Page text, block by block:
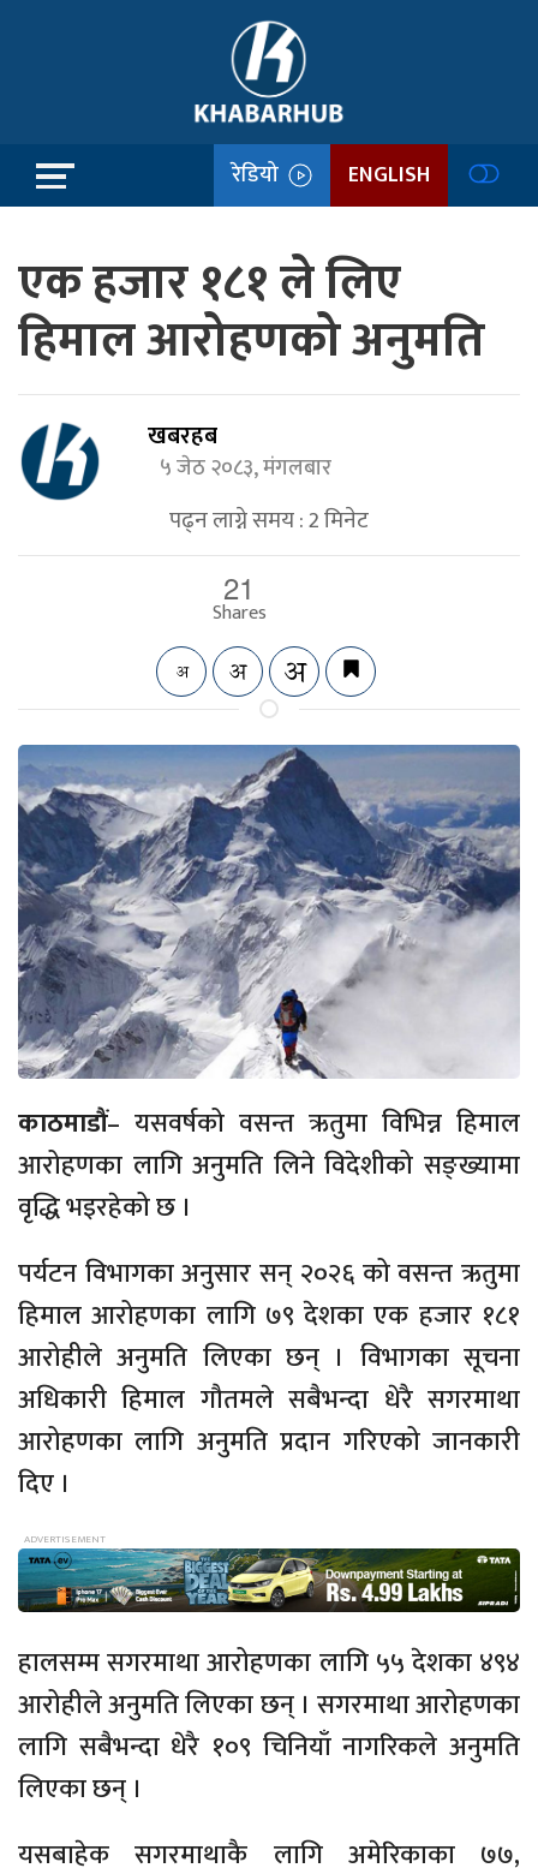
रेडियो ENGLISH
एक हजार १८१ ले लिए
हिमाल आरोहणको अनुमति
खबरहब
५ जेठ २०८३, मंगलबार
पढ्न लाग्ने समय :2मिनेट
21
Shares
काठमाडौं– यसवर्षको वसन्त ऋतुमा विभिन्न हिमाल
आरोहणका लागि अनुमति लिने विदेशीको सङ्ख्यामा
वृद्धि भइरहेको छ ।
पर्यटन विभागका अनुसार सन् २०२६ को वसन्त ऋतुमा
हिमाल आरोहणका लागि ७९ देशका एक हजार १८१
आरोहीले अनुमति लिएका छन् । विभागका सूचना
अधिकारी हिमाल गौतमले सबैभन्दा धेरै सगरमाथा
आरोहणका लागि अनुमति प्रदान गरिएको जानकारी
दिए ।
हालसम्म सगरमाथा आरोहणका लागि ५५ देशका ४९४
आरोहीले अनुमति लिएका छन् । सगरमाथा आरोहणका
लागि सबैभन्दा धेरै १०९ चिनियाँ नागरिकले अनुमति
लिएका छन् ।
यसबाहेक सगरमाथाकै लागि अमेरिकाका ७७,